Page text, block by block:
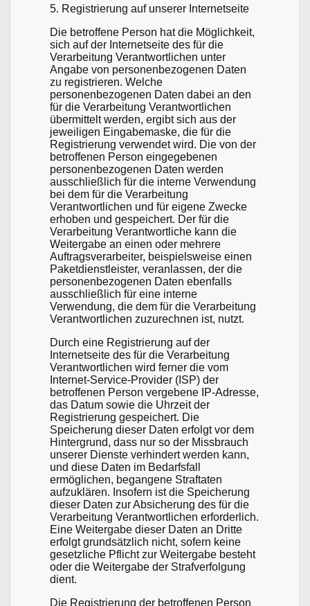
5. Registrierung auf unserer Internetseite
Die betroffene Person hat die Möglichkeit,
sich auf der Internetseite des für die
Verarbeitung Verantwortlichen unter
Angabe von personenbezogenen Daten
zu registrieren. Welche
personenbezogenen Daten dabei an den
für die Verarbeitung Verantwortlichen
übermittelt werden, ergibt sich aus der
jeweiligen Eingabemaske, die für die
Registrierung verwendet wird. Die von der
betroffenen Person eingegebenen
personenbezogenen Daten werden
ausschließlich für die interne Verwendung
bei dem für die Verarbeitung
Verantwortlichen und für eigene Zwecke
erhoben und gespeichert. Der für die
Verarbeitung Verantwortliche kann die
Weitergabe an einen oder mehrere
Auftragsverarbeiter, beispielsweise einen
Paketdienstleister, veranlassen, der die
personenbezogenen Daten ebenfalls
ausschließlich für eine interne
Verwendung, die dem für die Verarbeitung
Verantwortlichen zuzurechnen ist, nutzt.
Durch eine Registrierung auf der
Internetseite des für die Verarbeitung
Verantwortlichen wird ferner die vom
Internet-Service-Provider (ISP) der
betroffenen Person vergebene IP-Adresse,
das Datum sowie die Uhrzeit der
Registrierung gespeichert. Die
Speicherung dieser Daten erfolgt vor dem
Hintergrund, dass nur so der Missbrauch
unserer Dienste verhindert werden kann,
und diese Daten im Bedarfsfall
ermöglichen, begangene Straftaten
aufzuklären. Insofern ist die Speicherung
dieser Daten zur Absicherung des für die
Verarbeitung Verantwortlichen erforderlich.
Eine Weitergabe dieser Daten an Dritte
erfolgt grundsätzlich nicht, sofern keine
gesetzliche Pflicht zur Weitergabe besteht
oder die Weitergabe der Strafverfolgung
dient.
Die Registrierung der betroffenen Person